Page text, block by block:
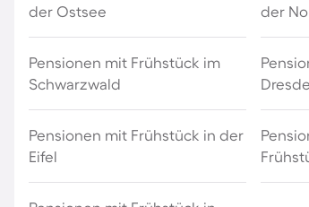
der Ostsee
der
Pensionen mit Frühstück im
Schwarzwald
Pensionen mit Frühstück in der
Eifel